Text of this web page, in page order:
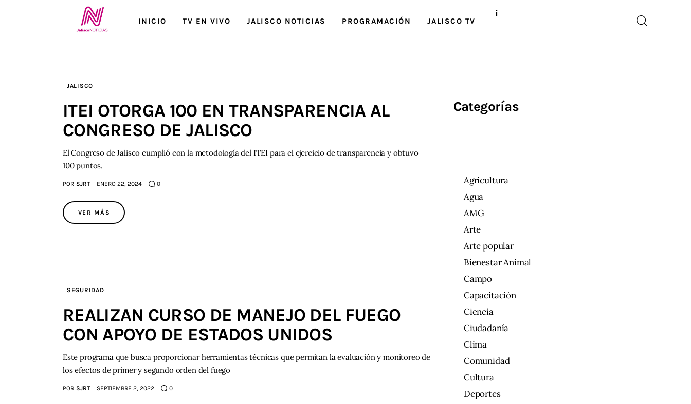
INICIO TV EN VIVO JALISCO NOTICIAS PROGRAMACIÓN JALISCO TV
Jalisco RADIO / En Vivo
JALISCO
ITEI OTORGA 100 EN TRANSPARENCIA AL
CONGRESO DE JALISCO
El Congreso de Jalisco cumplió con la metodología del ITEI para el ejercicio de transparencia y obtuvo
100 puntos.
POR SJRT ENERO 22, 2024 0
VER MÁS
SEGURIDAD
REALIZAN CURSO DE MANEJO DEL FUEGO
CON APOYO DE ESTADOS UNIDOS
Este programa que busca proporcionar herramientas técnicas que permitan la evaluación y monitoreo de
los efectos de primer y segundo orden del fuego
POR SJRT SEPTIEMBRE 2, 2022 0
Categorías
Agricultura
Agua
AMG
Arte
Arte popular
Bienestar Animal
Campo
Capacitación
Ciencia
Ciudadanía
Clima
Comunidad
Cultura
Deportes